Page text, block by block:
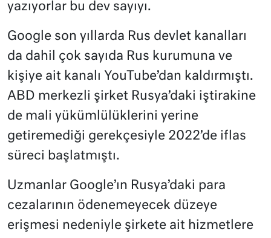
yazıyorlar bu dev sayıyı.
Google son yıllarda Rus devlet kanalları
da dahil çok sayıda Rus kurumuna ve
kişiye ait kanalı YouTube’dan kaldırmıştı.
ABD merkezli şirket Rusya’daki iştirakine
de mali yükümlülüklerini yerine
getiremediği gerekçesiyle 2022’de iflas
süreci başlatmıştı.
Uzmanlar Google’ın Rusya’daki para
cezalarının ödenemeyecek düzeye
erişmesi nedeniyle şirkete ait hizmetlere